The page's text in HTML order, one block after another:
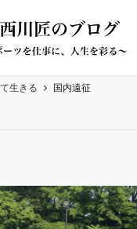
生きる 国内遠征